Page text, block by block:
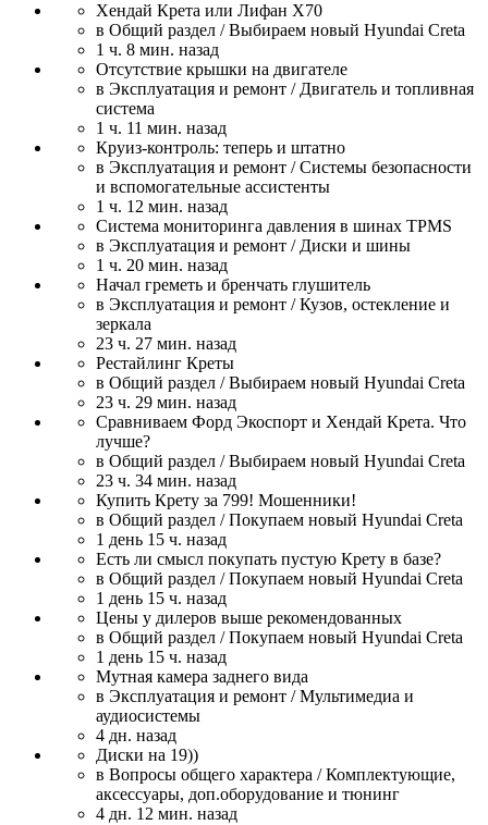
Хендай Крета или Лифан Х70
в Общий раздел / Выбираем новый Hyundai Creta
1 ч. 8 мин. назад
Отсутствие крышки на двигателе
в Эксплуатация и ремонт / Двигатель и топливная
система
1 ч. 11 мин. назад
Круиз-контроль: теперь и штатно
в Эксплуатация и ремонт / Системы безопасности
и вспомогательные ассистенты
1 ч. 12 мин. назад
Система мониторинга давления в шинах TPMS
в Эксплуатация и ремонт / Диски и шины
1 ч. 20 мин. назад
Начал греметь и бренчать глушитель
в Эксплуатация и ремонт / Кузов, остекление и
зеркала
23 ч. 27 мин. назад
Рестайлинг Креты
в Общий раздел / Выбираем новый Hyundai Creta
23 ч. 29 мин. назад
Сравниваем Форд Экоспорт и Хендай Крета. Что
лучше?
в Общий раздел / Выбираем новый Hyundai Creta
23 ч. 34 мин. назад
Купить Крету за 799! Мошенники!
в Общий раздел / Покупаем новый Hyundai Creta
1 день 15 ч. назад
Есть ли смысл покупать пустую Крету в базе?
в Общий раздел / Покупаем новый Hyundai Creta
1 день 15 ч. назад
Цены у дилеров выше рекомендованных
в Общий раздел / Покупаем новый Hyundai Creta
1 день 15 ч. назад
Мутная камера заднего вида
в Эксплуатация и ремонт / Мультимедиа и
аудиосистемы
4 дн. назад
Диски на 19))
в Вопросы общего характера / Комплектующие,
аксессуары, доп.оборудование и тюнинг
4 дн. 12 мин. назад